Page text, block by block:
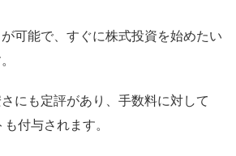
可能で、すぐに株式投資を始めたい
にも定評があり、手数料に対して
付与されます。